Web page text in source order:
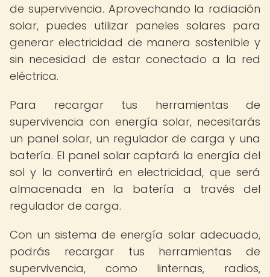
de supervivencia. Aprovechando la radiación
solar, puedes utilizar paneles solares para
generar electricidad de manera sostenible y
sin necesidad de estar conectado a la red
eléctrica.
Para recargar tus herramientas de
supervivencia con energía solar, necesitarás
un panel solar, un regulador de carga y una
batería. El panel solar captará la energía del
sol y la convertirá en electricidad, que será
almacenada en la batería a través del
regulador de carga.
Con un sistema de energía solar adecuado,
podrás recargar tus herramientas de
supervivencia, como linternas, radios,